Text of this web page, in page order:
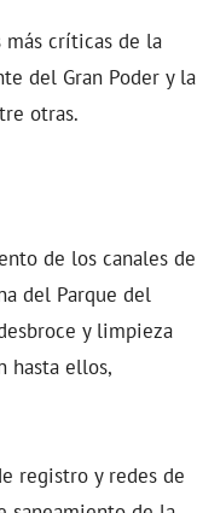
más críticas de la
del Gran Poder y la
otras.
de los canales de
del Parque del
y limpieza
hasta ellos,
registro y redes de